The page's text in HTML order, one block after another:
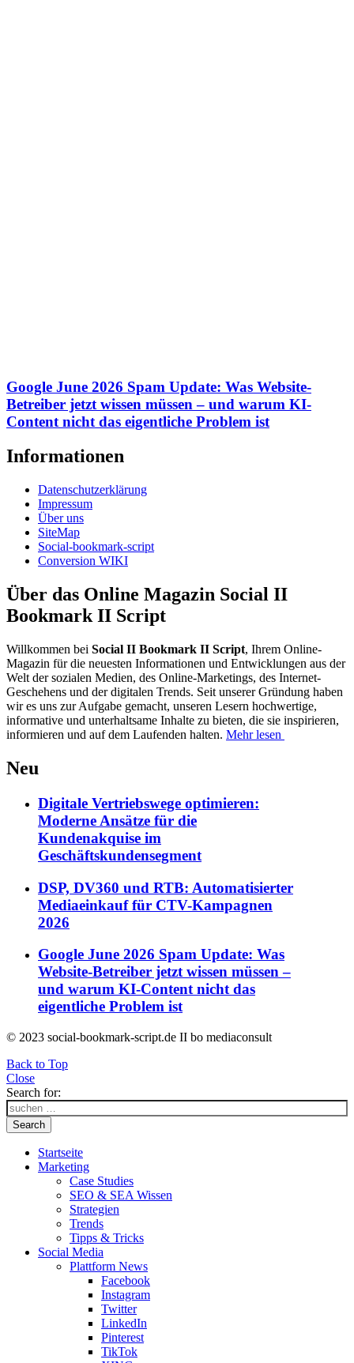
Google June 2026 Spam Update: Was Website-
Betreiber jetzt wissen müssen – und warum KI-
Content nicht das eigentliche Problem ist
Informationen
Datenschutzerklärung
Impressum
Über uns
SiteMap
Social-bookmark-script
Conversion WIKI
Über das Online Magazin Social II
Bookmark II Script
Willkommen bei Social II Bookmark II Script, Ihrem Online-
Magazin für die neuesten Informationen und Entwicklungen aus der
Welt der sozialen Medien, des Online-Marketings, des Internet-
Geschehens und der digitalen Trends. Seit unserer Gründung haben
wir es uns zur Aufgabe gemacht, unseren Lesern hochwertige,
informative und unterhaltsame Inhalte zu bieten, die sie inspirieren,
informieren und auf dem Laufenden halten. Mehr lesen
Neu
Digitale Vertriebswege optimieren:
Moderne Ansätze für die
Kundenakquise im
Geschäftskundensegment
DSP, DV360 und RTB: Automatisierter
Mediaeinkauf für CTV-Kampagnen
2026
Google June 2026 Spam Update: Was
Website-Betreiber jetzt wissen müssen –
und warum KI-Content nicht das
eigentliche Problem ist
© 2023 social-bookmark-script.de II bo mediaconsult
Back to Top
Close
Search for:
Search
Startseite
Marketing
Case Studies
SEO & SEA Wissen
Strategien
Trends
Tipps & Tricks
Social Media
Plattform News
Facebook
Instagram
Twitter
LinkedIn
Pinterest
TikTok